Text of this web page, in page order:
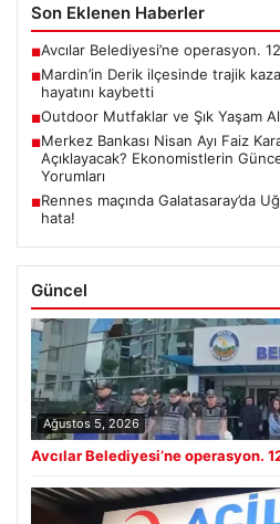
Son Eklenen Haberler
■Avcılar Belediyesi’ne operasyon.
■Mardin’in Derik ilçesinde trajik
hayatını kaybetti
■Outdoor Mutfaklar ve Şık Yaşam
■Merkez Bankası Nisan Ayı Faiz
Açıklayacak? Ekonomistlerin
Yorumları
■Rennes maçında Galatasaray’da
hata!
Güncel
Ağustos 5, 2026
Avcılar Belediyesi’ne operasyon.